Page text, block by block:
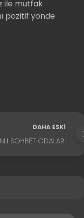
ile mutfak
pozitif yönde
DAHA ESKI
SOHBET ODALARI